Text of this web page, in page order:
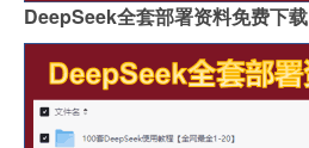
DeepSeek全套部署资料免费下载